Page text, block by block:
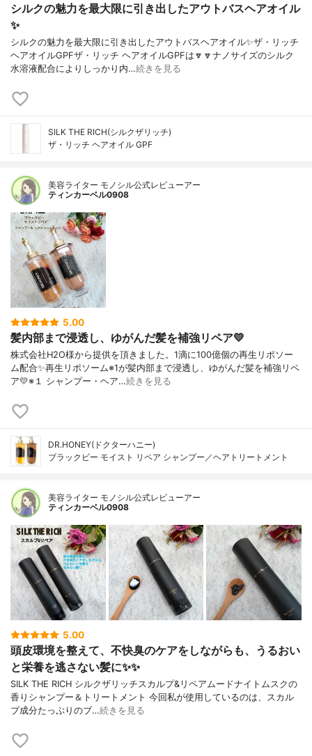
シルクの魅力を最大限に引き出したアウトバスヘアオイル
✨
シルクの魅力を最大限に引き出したアウトバスヘアオイル✨ザ・リッチ
ヘアオイルGPFザ・リッチ ヘアオイルGPFは🔽🔽ナノサイズのシルク
水溶液配合によりしっかり内…続きを見る
SILK THE RICH(シルクザリッチ)
ザ・リッチ ヘアオイル GPF
美容ライター モノシル公式レビューアー
ティンカーベル0908
5.00
髪内部まで浸透し、ゆがんだ髪を補強リペア💛
株式会社H2O様から提供を頂きました。1滴に100億個の再生リポソー
ム配合✨再生リポソーム※1が髪内部まで浸透し、ゆがんだ髪を補強リペ
ア💛※１ シャンプー・ヘア…続きを見る
DR.HONEY(ドクターハニー)
ブラックビー モイスト リペア シャンプー／ヘアトリートメント
美容ライター モノシル公式レビューアー
ティンカーベル0908
5.00
頭皮環境を整えて、不快臭のケアをしながらも、うるおい
と栄養を逃さない髪に✨✨
SILK THE RICH シルクザリッチスカルプ&リペアムードナイトムスクの
香りシャンプー＆トリートメント 今回私が使用しているのは、スカル
プ成分たっぷりのブ…続きを見る